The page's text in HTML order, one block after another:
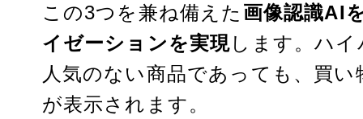
この3つを兼ね備えた 画像認識AI
イゼーションを実現します。ハ
人気のない商品であっても、 買い
が表示されます。